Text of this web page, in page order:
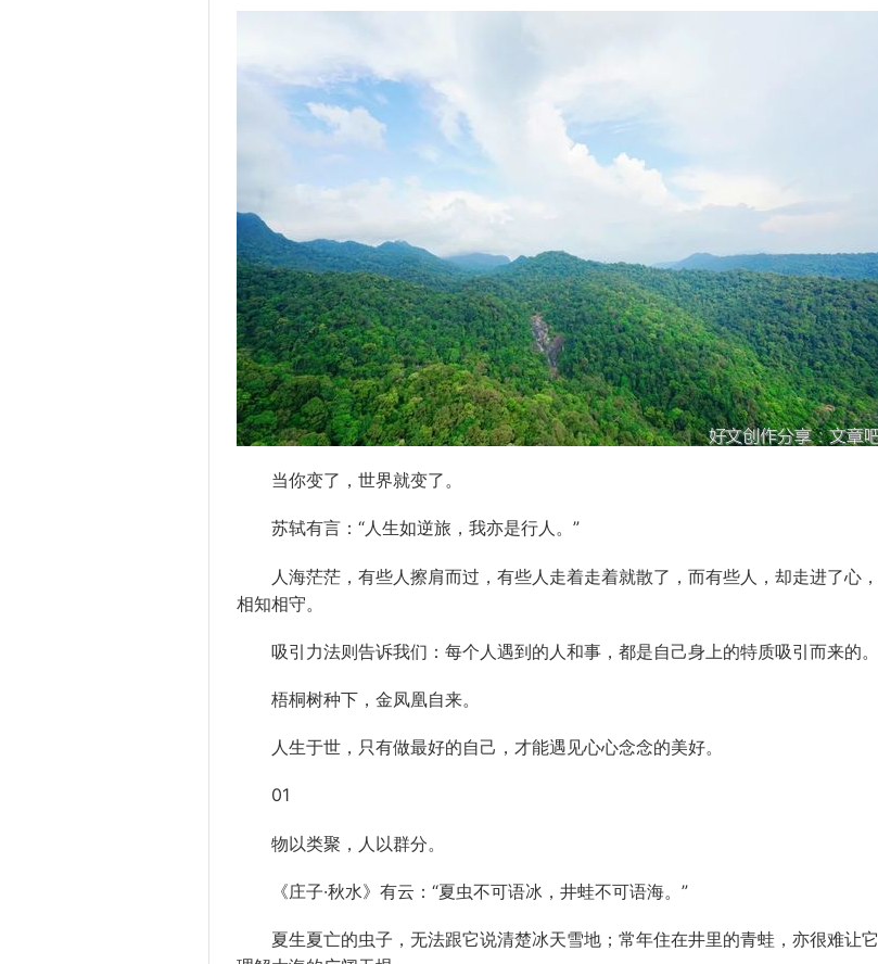
当你变了，世界就变了。
苏轼有言：“人生如逆旅，我亦是行人。”
人海茫茫，有些人擦肩而过，有些人走着走着就散了，而有些人，却走进了心，
相知相守。
吸引力法则告诉我们：每个人遇到的人和事，都是自己身上的特质吸引而来的。
梧桐树种下，金凤凰自来。
人生于世，只有做最好的自己，才能遇见心心念念的美好。
01
物以类聚，人以群分。
《庄子·秋水》有云：“夏虫不可语冰，井蛙不可语海。”
夏生夏亡的虫子，无法跟它说清楚冰天雪地；常年住在井里的青蛙，亦很难让它